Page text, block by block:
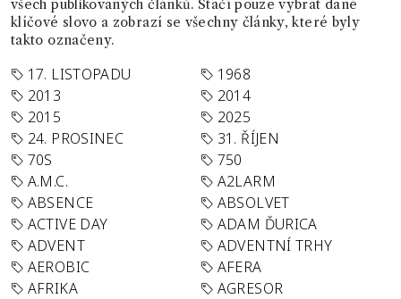
všech publikovaných článků. Stačí pouze vybrat dané
klíčové slovo a zobrazí se všechny články, které byly
takto označeny.
17. LISTOPADU
1968
2013
2014
2015
2025
24. PROSINEC
31. ŘÍJEN
70S
750
A.M.C.
A2LARM
ABSENCE
ABSOLVET
ACTIVE DAY
ADAM ĎURICA
ADVENT
ADVENTNÍ TRHY
AEROBIC
AFERA
AFRIKA
AGRESOR